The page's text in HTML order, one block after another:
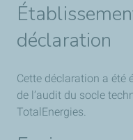
déclaration
Cette déclaration a été
de l’audit du socle
TotalEnergies.